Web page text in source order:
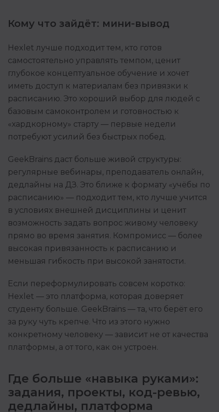
Кому что зайдёт: мини-вывод
Hexlet лучше подходит тем, кто готов
самостоятельно управлять темпом, ценит
глубокое концептуальное обучение и хочет
иметь доступ к материалам без привязки к
расписанию. Это хороший выбор для людей с
базовым самоконтролем и готовностью к
«хардкорному» старту — первые недели
потребуют усилий без быстрых побед.
GeekBrains даст больше живой структуры:
регулярные вебинары, преподаватель онлайн,
дедлайны на ДЗ. Это ближе к формату «учёбы по
расписанию» — подходит тем, кто лучше учится
в условиях внешней дисциплины и ценит
возможность задать вопрос живому человеку
прямо во время занятия. Компромисс — более
высокая привязанность к расписанию и
меньшая гибкость при высокой занятости.
Если переформулировать совсем коротко:
Hexlet — это платформа, которая доверяет
студенту больше. GeekBrains — та, что берёт его
за руку чуть крепче. Что из этого нужно
конкретному человеку — зависит не от качества
платформы, а от того, как он устроен.
Где больше «навыка руками»:
задания, проекты, код-ревью,
дедлайны, платформа